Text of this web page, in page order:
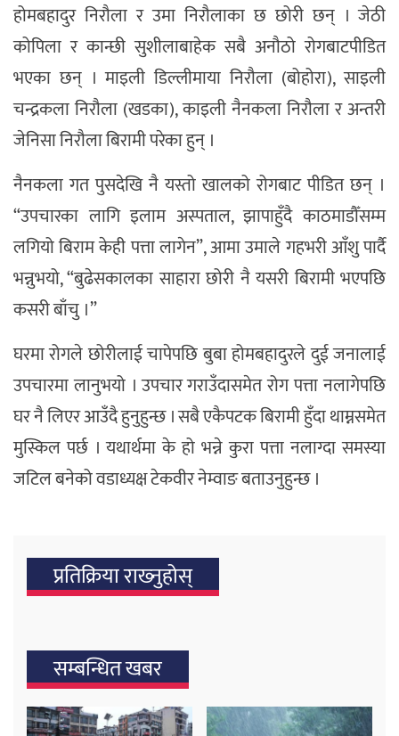
होमबहादुर निरौला र उमा निरौलाका छ छोरी छन् । जेठी
कोपिला र कान्छी सुशीलाबाहेक सबै अनौठो रोगबाटपीडित
भएका छन् । माइली डिल्लीमाया निरौला (बोहोरा), साइली
चन्द्रकला निरौला (खडका), काइली नैनकला निरौला र अन्तरी
जेनिसा निरौला बिरामी परेका हुन् ।
नैनकला गत पुसदेखि नै यस्तो खालको रोगबाट पीडित छन् ।
“उपचारका लागि इलाम अस्पताल, झापाहुँदै काठमाडौँसम्म
लगियो बिराम केही पत्ता लागेन”, आमा उमाले गहभरी आँशु पार्दै
भन्नुभयो, “बुढेसकालका साहारा छोरी नै यसरी बिरामी भएपछि
कसरी बाँचु ।”
घरमा रोगले छोरीलाई चापेपछि बुबा होमबहादुरले दुई जनालाई
उपचारमा लानुभयो । उपचार गराउँदासमेत रोग पत्ता नलागेपछि
घर नै लिएर आउँदै हुनुहुन्छ । सबै एकैपटक बिरामी हुँदा थाम्नसमेत
मुस्किल पर्छ । यथार्थमा के हो भन्ने कुरा पत्ता नलाग्दा समस्या
जटिल बनेको वडाध्यक्ष टेकवीर नेम्वाङ बताउनुहुन्छ ।
प्रतिक्रिया राख्‍नुहोस्
सम्बन्धित खबर